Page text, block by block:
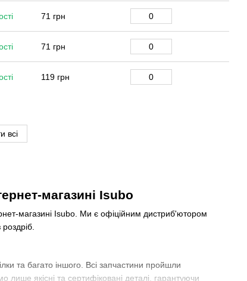
магазині Isubo
магазині Isubo. Ми є офіційним дистриб'ютором
та багато іншого. Всі запчастини пройшли
якісні та сертифіковані деталі, гарантуючи
71 грн
71 грн
119 грн
всі